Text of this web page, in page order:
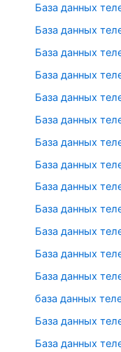
База данных
База данных
База данных
База данных
База данных
База данных
База данных
База данных
База данных
База данных
База данных
База данных
База данных
база данных
База данных
База данных